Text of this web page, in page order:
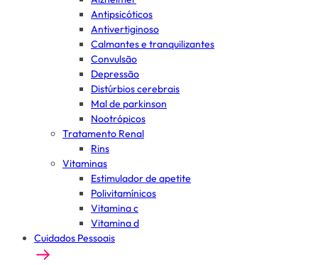
Antipsicóticos
Antivertiginoso
Calmantes e tranquilizantes
Convulsão
Depressão
Distúrbios cerebrais
Mal de parkinson
Nootrópicos
Tratamento Renal
Rins
Vitaminas
Estimulador de apetite
Polivitamínicos
Vitamina c
Vitamina d
Cuidados Pessoais